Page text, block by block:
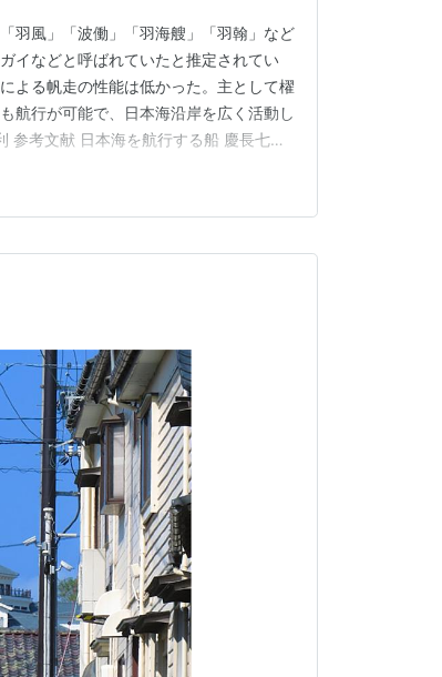
羽風」「波働」「羽海艘」「羽翰」など
イなどと呼ばれていたと推定されてい
よる帆走の性能は低かった。主として櫂
航行が可能で、日本海沿岸を広く活動し
参考文献 日本海を航行する船 慶長七年
付されている。 この史料は、「れうし
ものとみ…